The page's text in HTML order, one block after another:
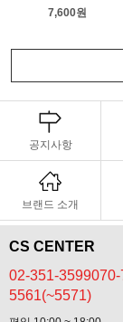
7,600원
공지사항
브랜드 소개
CS CENTER
02-351-3599070-
5561(~5571)